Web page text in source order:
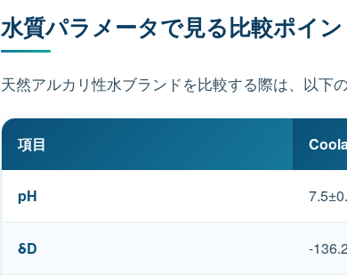
水質パラメータで見る比較ポイン
天然アルカリ性水ブランドを比較する際は、以下
項目
pH
δD -